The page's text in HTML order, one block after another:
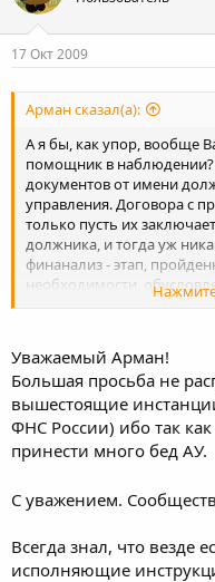
17 Окт 2009
Арман сказал(а):
А я бы, как упор, вообще
помощник в
документов от имени
управления. Договора с
только пусть их
должника, и тогда уж
финанализ - этап,
необходимости,
поработать, а вот сам
Уважаемый Арман!
Большая просьба не
вышестоящие
ФНС России) ибо так
принести много бед АУ.
С уважением.
Всегда знал, что везде
исполняющие